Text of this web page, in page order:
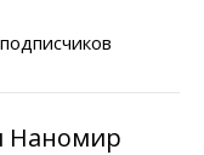
Наномир